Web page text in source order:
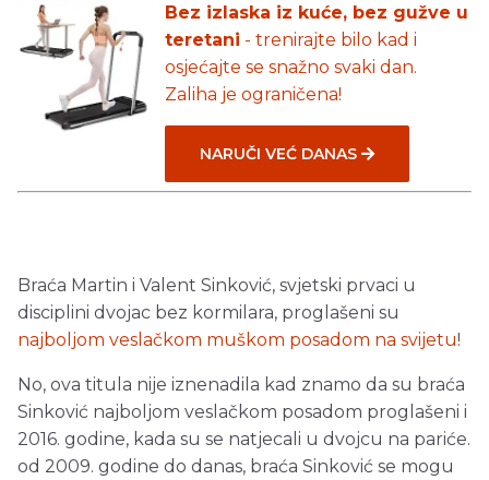
Bez izlaska iz kuće, bez gužve u
teretani - trenirajte bilo kad i
osjećajte se snažno svaki dan.
Zaliha je ograničena!
NARUČI VEĆ DANAS
Braća Martin i Valent Sinković, svjetski prvaci u
disciplini dvojac bez kormilara, proglašeni su
najboljom veslačkom muškom posadom na svijetu!
No, ova titula nije iznenadila kad znamo da su braća
Sinković najboljom veslačkom posadom proglašeni i
2016. godine, kada su se natjecali u dvojcu na pariće.
od 2009. godine do danas, braća Sinković se mogu